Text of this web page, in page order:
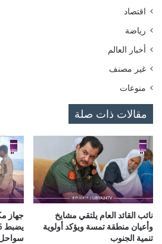
اقتصاد
رياضة
أخبار العالم
غير مصنف
منوعات
مقالات ذات صلة
نائب القائد العام يلتقي مشايخ
وأعيان منطقة تمسة ويؤكد أولوية
تنمية الجنوب
جهاز
سواحل